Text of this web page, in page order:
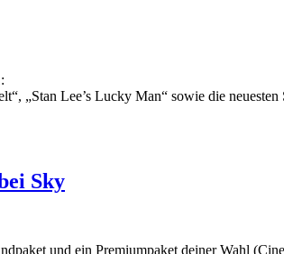
„Stan Lee’s Lucky Man“ sowie die
Sky
und ein Premiumpaket deiner Wahl